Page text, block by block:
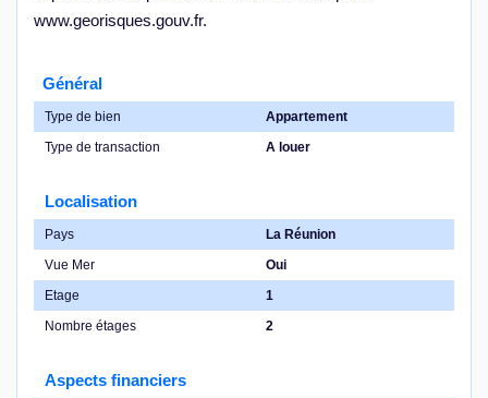
www.georisques.gouv.fr.
Général
Type de bien
Appartement
Type de transaction
A louer
Localisation
Pays
La Réunion
Vue Mer
Oui
Etage
1
Nombre étages
2
Aspects financiers